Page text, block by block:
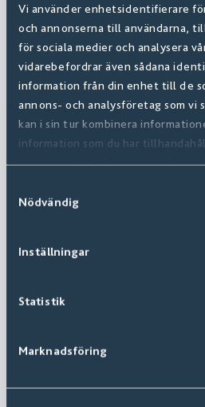
Vi använder enhetsidentifierare
och annonserna till användarna,
för sociala medier och analysera
vidarebefordrar även sådana
information från din enhet till de
annons- och analysföretag som vi
kan i sin tur kombinera
information som du har
samlat in när du har använt deras
Nödvändig
Inställningar
Statistik
Marknadsföring